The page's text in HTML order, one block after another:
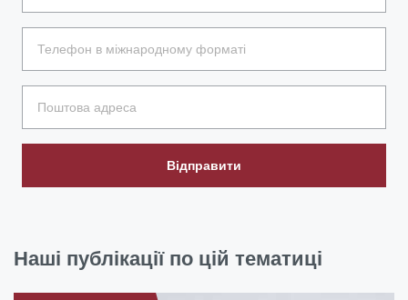
Відправити
Наші публікації по цій тематиці